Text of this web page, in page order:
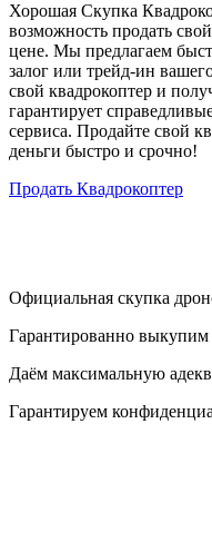
Хорошая Скупка
возможность продать
цене. Мы предлагаем
залог или трейд-ин
свой квадрокоптер и
гарантирует
сервиса. Продайте свой
деньги быстро и срочно!
Продать Квадрокоптер
Официальная скупка
Гарантированно
Даём максимальную
Гарантируем